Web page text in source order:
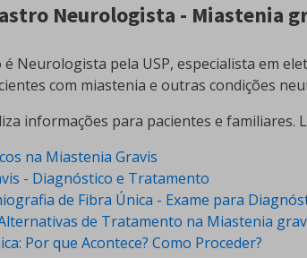
Neurologista - Miastenia
é Neurologista pela USP, especialista em
com miastenia e outras condições
informações para pacientes e familiares.
na Miastenia Gravis
- Diagnóstico e Tratamento
de Fibra Única - Exame para
de Tratamento na Miastenia
Por que Acontece? Como Proceder?